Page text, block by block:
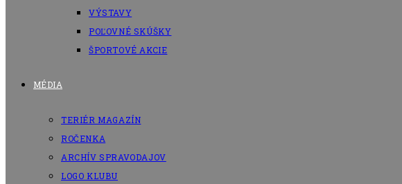
VÝSTAVY
POĽOVNÉ SKÚŠKY
ŠPORTOVÉ AKCIE
MÉDIA
TERIÉR MAGAZÍN
ROČENKA
ARCHÍV SPRAVODAJOV
LOGO KLUBU